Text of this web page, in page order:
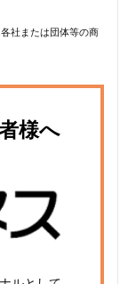
社または団体等の商
様へ